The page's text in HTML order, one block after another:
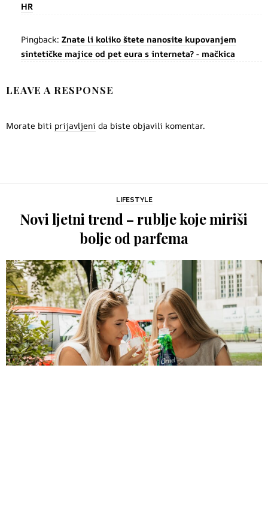
HR
Pingback: Znate li koliko štete nanosite kupovanjem
sintetičke majice od pet eura s interneta? - mačkica
LEAVE A RESPONSE
Morate biti prijavljeni da biste objavili komentar.
LIFESTYLE
Novi ljetni trend – rublje koje miriši
bolje od parfema